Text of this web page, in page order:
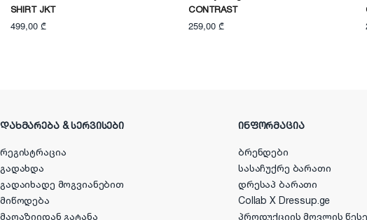
SHIRT JKT
499,00 ₾
CONTRAST
259,00 ₾
ᲓᲐᲮᲛᲐᲠᲔᲑᲐ & ᲡᲔᲠᲕᲘᲡᲔᲑᲘ
რეგისტრაცია
გადახდა
გადაიხადე მოგვიანებით
მიწოდება
ᲘᲜᲤᲝᲠᲛᲐᲪᲘᲐ
ბრენდები
სასაჩუქრე ბარათი
დრესაპ ბარათი
Collab X Dressup.ge